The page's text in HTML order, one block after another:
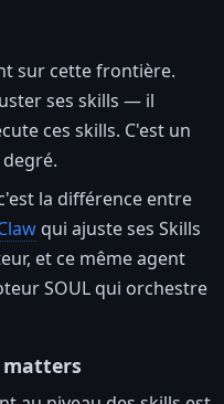
sur cette frontière.
ses skills — il
ces skills. C'est un
la différence entre
qui ajuste ses Skills
et ce même agent
SOUL qui orchestre